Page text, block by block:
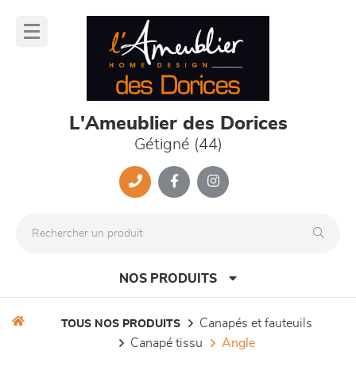
L'Ameublier des Dorices
Gétigné (44)
NOS PRODUITS
TOUS NOS PRODUITS
canapés et fauteuils
canapé tissu
angle